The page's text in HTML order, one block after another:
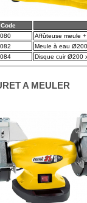
Code
Affûteuse meule
Meule à eau
Disque cuir Ø200
A MEULER